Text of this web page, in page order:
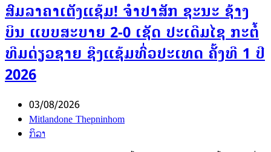
ສົມລາຄາເຕັງແຊ້ມ! ຈຳປາສັກ ຊະນະ ຊ້າງ
ບິນ ແບບສະບາຍ 2-0 ເຊັດ ປະເດີມໄຊ ກະຕໍ້
ທີມດ່ຽວຊາຍ ຊີງແຊ້ມທົ່ວປະເທດ ຄັ້ງທີ 1 ປີ
2026
03/08/2026
Mitlandone Thepninhom
ກິລາ